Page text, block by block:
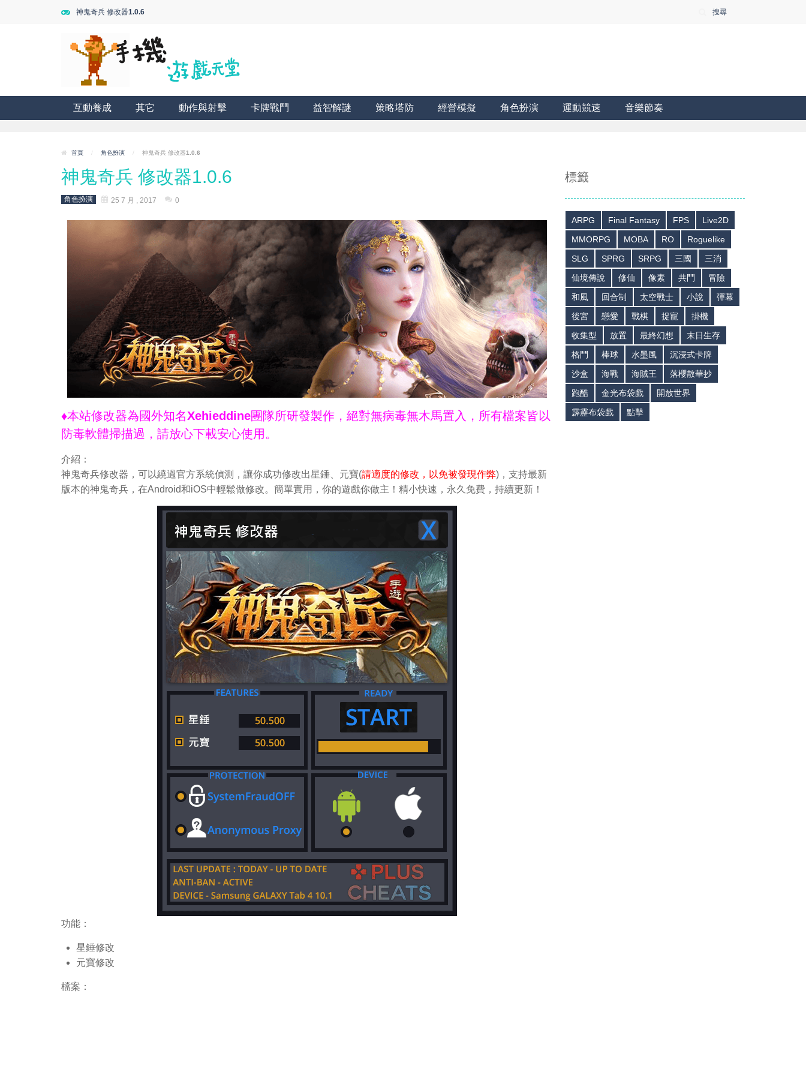
神鬼奇兵 修改器1.0.6 搜尋
互動養成 其它 動作與射擊 卡牌戰鬥 益智解謎 策略塔防 經營模擬 角色扮演 運動競速 音樂節奏
首頁 / 角色扮演 / 神鬼奇兵 修改器1.0.6
神鬼奇兵 修改器1.0.6
角色扮演 25 7 月 , 2017 0
♦本站修改器為國外知名Xehieddine團隊所研發製作，絕對無病毒無木馬置入，所有檔案皆以
防毒軟體掃描過，請放心下載安心使用。
介紹：
神鬼奇兵修改器，可以繞過官方系統偵測，讓你成功修改出星錘、元寶(請適度的修改，以免被發現作弊)，支持最新
版本的神鬼奇兵，在Android和iOS中輕鬆做修改。簡單實用，你的遊戲你做主！精小快速，永久免費，持續更新！
功能：
星錘修改
元寶修改
檔案：
標籤
ARPG Final Fantasy FPS
Live2D
MMORPG
MOBA RO
Roguelike
SLG
SPRG SRPG 三國
三消
仙境傳說
修仙 像素 共鬥
冒險
和風
回合制 太空戰士 小說
彈幕
後宮
戀愛 戰棋 捉寵
掛機
收集型
放置 最終幻想
末日生存
格鬥
棒球 水墨風
沉浸式卡牌
沙盒
海戰 海賊王
落櫻散華抄
跑酷
金光布袋戲
開放世界
霹靂布袋戲
點擊